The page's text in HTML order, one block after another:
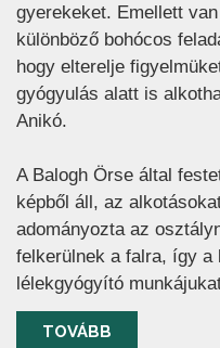
gyerekeket. Emellett
különböző bohócos
hogy elterelje
gyógyulás alatt is
Anikó.
A Balogh Örse által
képből áll, az
adományozta az
felkerülnek a falra, így a
lélekgyógyító
TOVÁBB